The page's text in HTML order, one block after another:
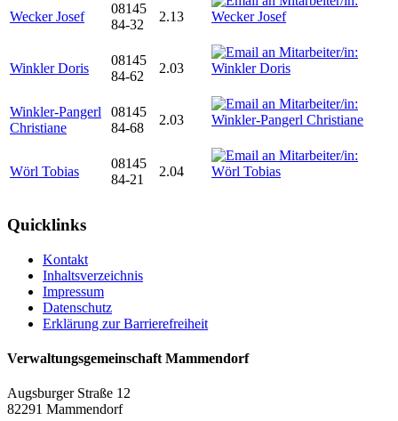
Wecker Josef
08145
84-32
2.13
Winkler Doris
08145
84-62
2.03
Winkler-Pangerl
Christiane
08145
84-68
2.03
Wörl Tobias
08145
84-21
2.04
Quicklinks
Kontakt
Inhaltsverzeichnis
Impressum
Datenschutz
Erklärung zur Barrierefreiheit
Verwaltungsgemeinschaft Mammendorf
Augsburger Straße 12
82291 Mammendorf